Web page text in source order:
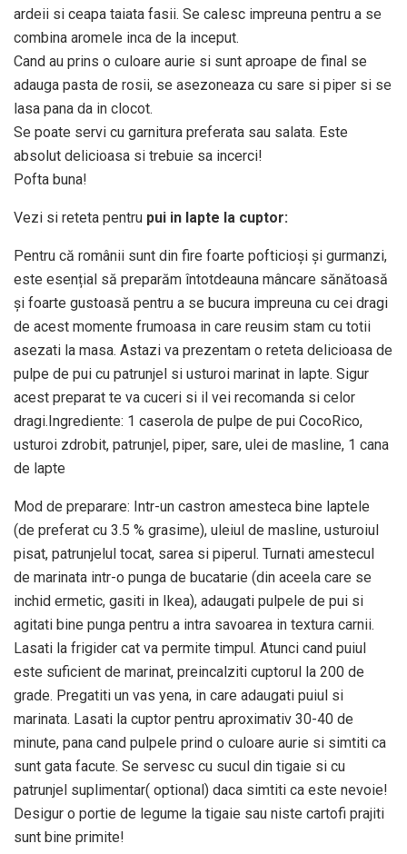
ardeii si ceapa taiata fasii. Se calesc impreuna pentru a se
combina aromele inca de la inceput.
Cand au prins o culoare aurie si sunt aproape de final se
adauga pasta de rosii, se asezoneaza cu sare si piper si se
lasa pana da in clocot.
Se poate servi cu garnitura preferata sau salata. Este
absolut delicioasa si trebuie sa incerci!
Pofta buna!
Vezi si reteta pentru pui in lapte la cuptor:
Pentru că românii sunt din fire foarte pofticioși și gurmanzi,
este esențial să preparăm întotdeauna mâncare sănătoasă
și foarte gustoasă pentru a se bucura impreuna cu cei dragi
de acest momente frumoasa in care reusim stam cu totii
asezati la masa. Astazi va prezentam o reteta delicioasa de
pulpe de pui cu patrunjel si usturoi marinat in lapte. Sigur
acest preparat te va cuceri si il vei recomanda si celor
dragi.Ingrediente: 1 caserola de pulpe de pui CocoRico,
usturoi zdrobit, patrunjel, piper, sare, ulei de masline, 1 cana
de lapte
Mod de preparare: Intr-un castron amesteca bine laptele
(de preferat cu 3.5 % grasime), uleiul de masline, usturoiul
pisat, patrunjelul tocat, sarea si piperul. Turnati amestecul
de marinata intr-o punga de bucatarie (din aceela care se
inchid ermetic, gasiti in Ikea), adaugati pulpele de pui si
agitati bine punga pentru a intra savoarea in textura carnii.
Lasati la frigider cat va permite timpul. Atunci cand puiul
este suficient de marinat, preincalziti cuptorul la 200 de
grade. Pregatiti un vas yena, in care adaugati puiul si
marinata. Lasati la cuptor pentru aproximativ 30-40 de
minute, pana cand pulpele prind o culoare aurie si simtiti ca
sunt gata facute. Se servesc cu sucul din tigaie si cu
patrunjel suplimentar( optional) daca simtiti ca este nevoie!
Desigur o portie de legume la tigaie sau niste cartofi prajiti
sunt bine primite!